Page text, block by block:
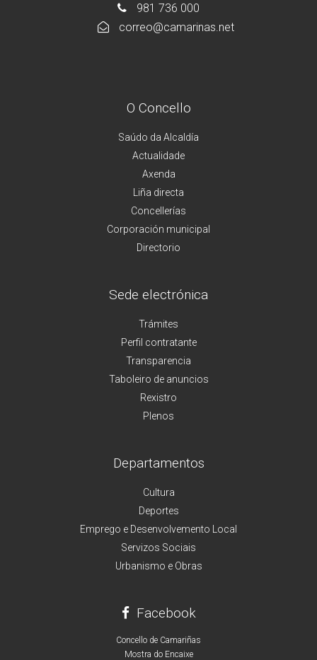
981 736 000
correo@camarinas.net
O Concello
Saúdo da Alcaldía
Actualidade
Axenda
Liña directa
Concellerías
Corporación municipal
Directorio
Sede electrónica
Trámites
Perfil contratante
Transparencia
Taboleiro de anuncios
Rexistro
Plenos
Departamentos
Cultura
Deportes
Emprego e Desenvolvemento Local
Servizos Sociais
Urbanismo e Obras
Facebook
Concello de Camariñas
Mostra do Encaixe